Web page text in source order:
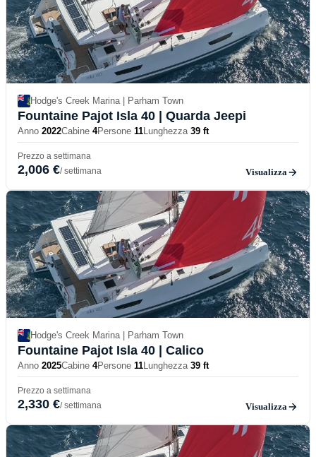
Hodge's Creek Marina | Parham Town
Fountaine Pajot Isla 40 | Quarda Jeepi
Anno 2022Cabine 4Persone 11Lunghezza 39 ft
Prezzo a settimana
2,006 €/ settimana Visualizza
Hodge's Creek Marina | Parham Town
Fountaine Pajot Isla 40 | Calico
Anno 2025Cabine 4Persone 11Lunghezza 39 ft
Prezzo a settimana
2,330 €/ settimana Visualizza